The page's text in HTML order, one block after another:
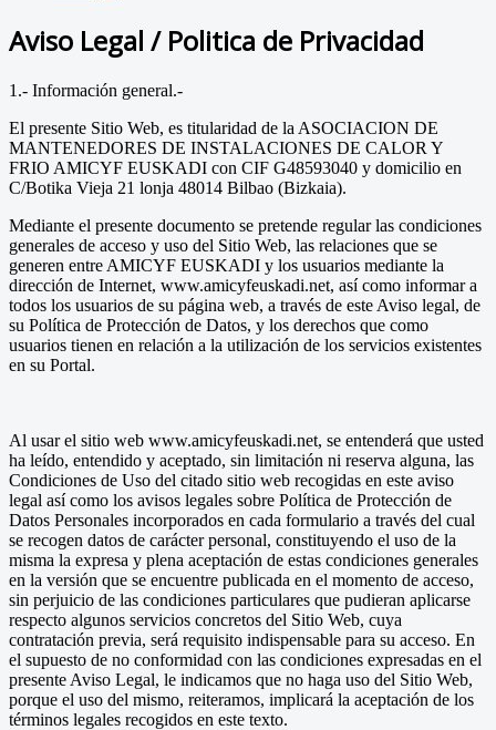
Aviso Legal / Politica de Privacidad
1.- Información general.-
El presente Sitio Web, es titularidad de la ASOCIACION DE
MANTENEDORES DE INSTALACIONES DE CALOR Y
FRIO AMICYF EUSKADI con CIF G48593040 y domicilio en
C/Botika Vieja 21 lonja 48014 Bilbao (Bizkaia).
Mediante el presente documento se pretende regular las condiciones
generales de acceso y uso del Sitio Web, las relaciones que se
generen entre AMICYF EUSKADI y los usuarios mediante la
dirección de Internet, www.amicyfeuskadi.net, así como informar a
todos los usuarios de su página web, a través de este Aviso legal, de
su Política de Protección de Datos, y los derechos que como
usuarios tienen en relación a la utilización de los servicios existentes
en su Portal.
Al usar el sitio web www.amicyfeuskadi.net, se entenderá que usted
ha leído, entendido y aceptado, sin limitación ni reserva alguna, las
Condiciones de Uso del citado sitio web recogidas en este aviso
legal así como los avisos legales sobre Política de Protección de
Datos Personales incorporados en cada formulario a través del cual
se recogen datos de carácter personal, constituyendo el uso de la
misma la expresa y plena aceptación de estas condiciones generales
en la versión que se encuentre publicada en el momento de acceso,
sin perjuicio de las condiciones particulares que pudieran aplicarse
respecto algunos servicios concretos del Sitio Web, cuya
contratación previa, será requisito indispensable para su acceso. En
el supuesto de no conformidad con las condiciones expresadas en el
presente Aviso Legal, le indicamos que no haga uso del Sitio Web,
porque el uso del mismo, reiteramos, implicará la aceptación de los
términos legales recogidos en este texto.